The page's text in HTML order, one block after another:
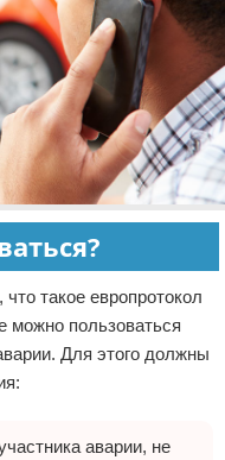
такое европротокол
можно пользоваться
Для этого должны
аварии, не